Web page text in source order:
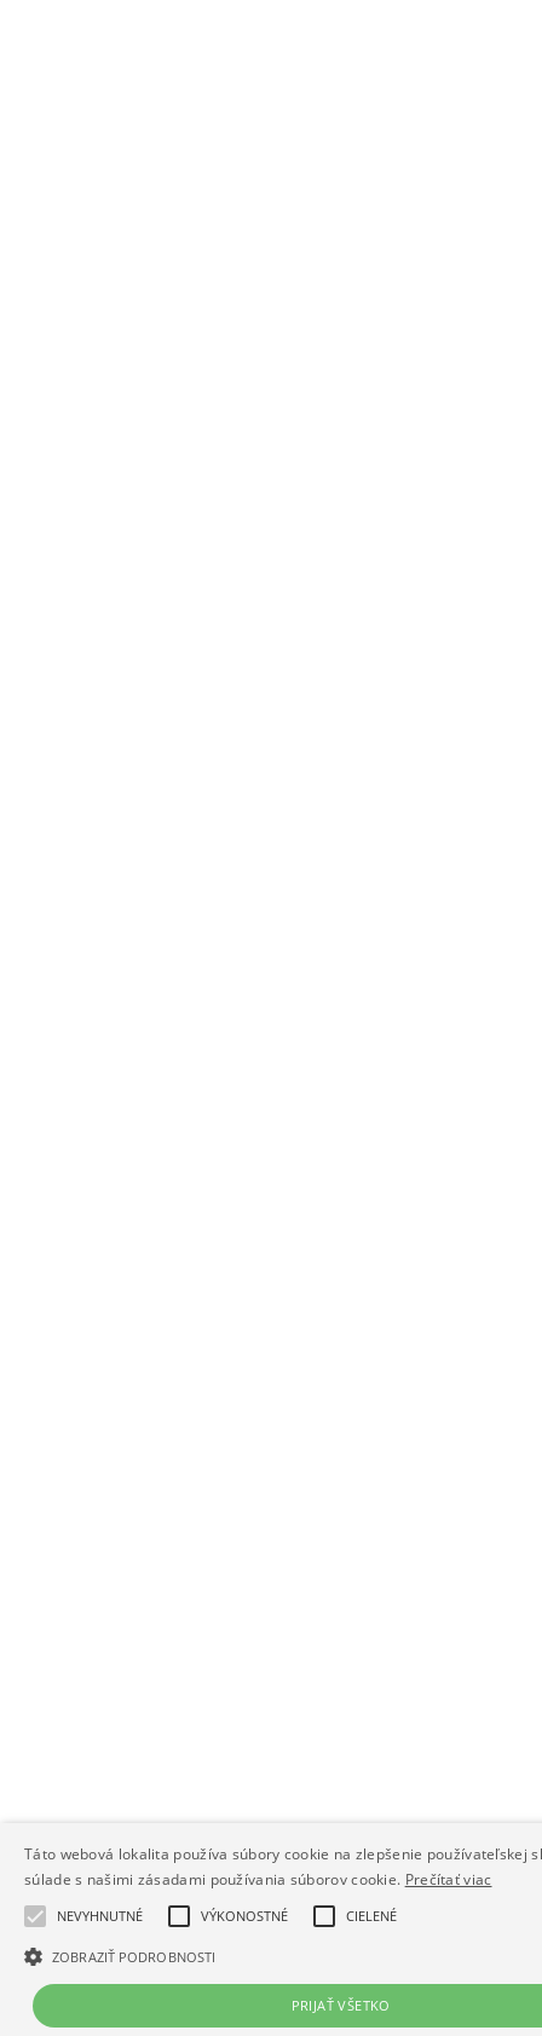
Táto webová lokalita používa súbory cookie na zlepšenie používateľskej
súlade s našimi zásadami používania súborov cookie. Prečítať viac
NEVYHNUTNÉ VÝKONOSTNÉ CIELENÉ
ZOBRAZIŤ PODROBNOSTI
PRIJAŤ VŠETKO